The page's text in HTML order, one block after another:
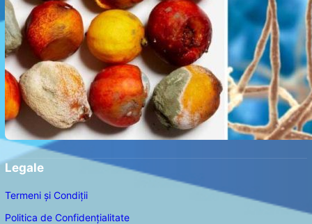
Legale
Termeni și Condiții
Politica de Confidențialitate